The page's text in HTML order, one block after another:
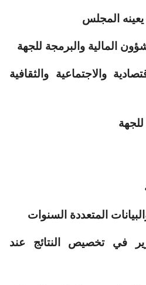
المجلس
المالية والبرمجة للجهة
والاجتماعية والثقافية
المتعددة السنوات
في تخصيص النتائج عند